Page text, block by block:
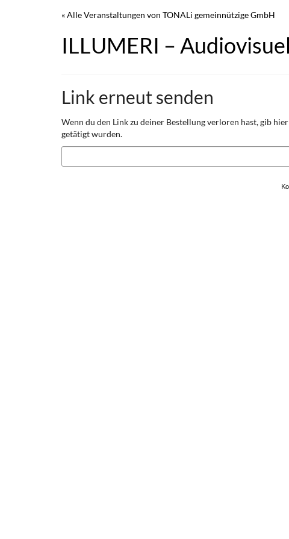
« Alle Veranstaltungen von TONALi gemeinnützige GmbH
ILLUMERI –
Link erneut senden
Wenn du den Link zu deiner Bestellung verloren hast, gib
getätigt wurden.
E-
Mail